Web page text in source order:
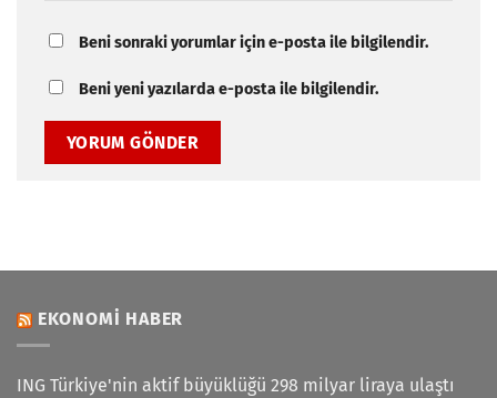
Beni sonraki yorumlar için e-posta ile bilgilendir.
Beni yeni yazılarda e-posta ile bilgilendir.
EKONOMI HABER
ING Türkiye'nin aktif büyüklüğü 298 milyar liraya ulaştı